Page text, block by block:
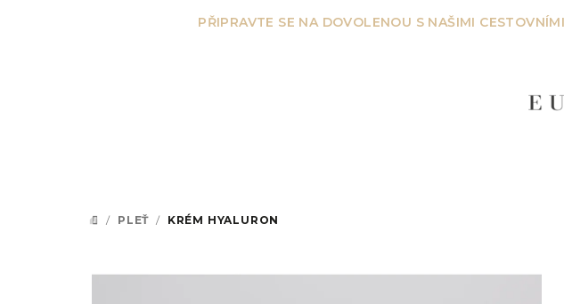
PŘIPRAVTE SE NA DOVOLENOU S NAŠIMI
DOMŮ
/ PLEŤ / KRÉM HYALURON